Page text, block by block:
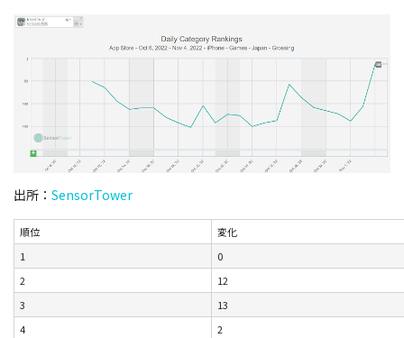
出所： SensorTower
順位
変化
1
0
2
12
3
13
4
2